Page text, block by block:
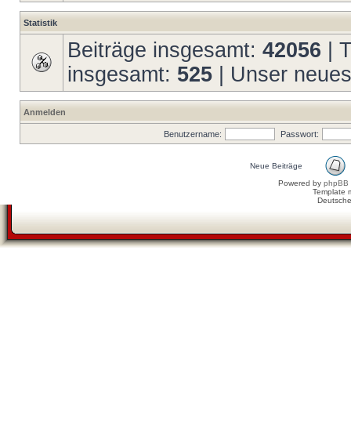
Statistik
Beiträge insgesamt: 42056 |
insgesamt: 525 | Unser
Anmelden
Benutzername: Passwort:
Neue Beiträge
Powered by phpBB
Template